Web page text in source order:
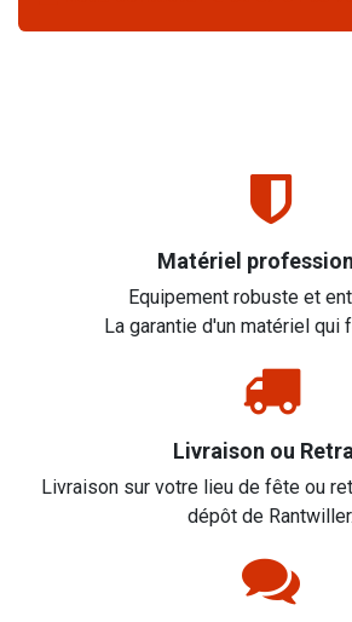
Matériel
Equipement robuste et
La garantie d'un matériel qui
Livraison ou
Livraison sur votre lieu de fête ou
dépôt de Rantwiller.